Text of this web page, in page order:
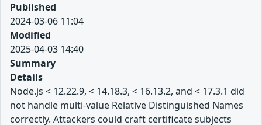
Published
2024-03-06 11:04
Modified
2025-04-03 14:40
Summary
Details
Node.js < 12.22.9, < 14.18.3, < 16.13.2, and < 17.3.1 did
not handle multi-value Relative Distinguished Names
correctly. Attackers could craft certificate subjects